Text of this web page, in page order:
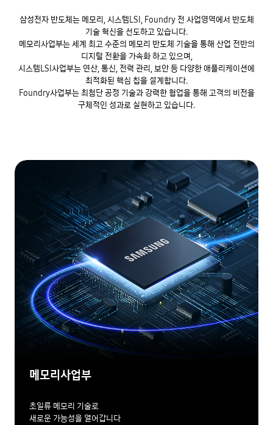
삼성전자 반도체는 메모리, 시스템LSI, Foundry 전 사업영역에서 반도체
기술 혁신을 선도하고 있습니다.
메모리사업부는 세계 최고 수준의 메모리 반도체 기술을 통해 산업 전반의
디지털 전환을 가속화 하고 있으며,
시스템LSI사업부는 연산, 통신, 전력 관리, 보안 등 다양한 애플리케이션에
최적화된 핵심 칩을 설계합니다.
Foundry사업부는 최첨단 공정 기술과 강력한 협업을 통해 고객의 비전을
구체적인 성과로 실현하고 있습니다.
메모리사업부
초일류 메모리 기술로
새로운 가능성을 열어갑니다